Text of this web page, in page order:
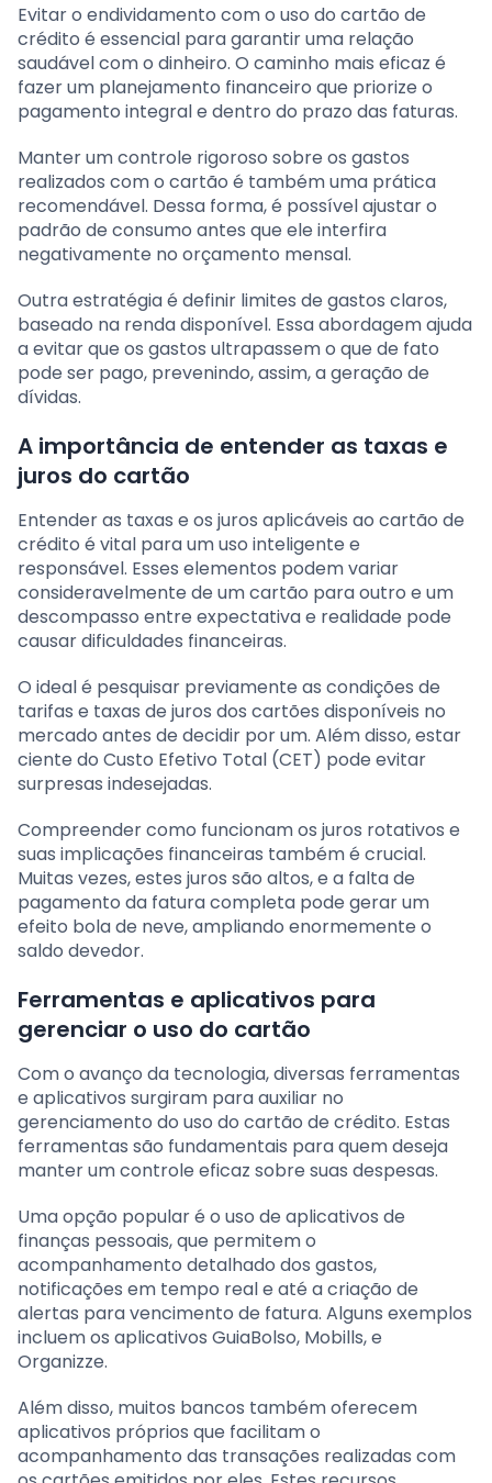
Evitar o endividamento com o uso do cartão de
crédito é essencial para garantir uma relação
saudável com o dinheiro. O caminho mais eficaz é
fazer um planejamento financeiro que priorize o
pagamento integral e dentro do prazo das faturas.
Manter um controle rigoroso sobre os gastos
realizados com o cartão é também uma prática
recomendável. Dessa forma, é possível ajustar o
padrão de consumo antes que ele interfira
negativamente no orçamento mensal.
Outra estratégia é definir limites de gastos claros,
baseado na renda disponível. Essa abordagem ajuda
a evitar que os gastos ultrapassem o que de fato
pode ser pago, prevenindo, assim, a geração de
dívidas.
A importância de entender as taxas e
juros do cartão
Entender as taxas e os juros aplicáveis ao cartão de
crédito é vital para um uso inteligente e
responsável. Esses elementos podem variar
consideravelmente de um cartão para outro e um
descompasso entre expectativa e realidade pode
causar dificuldades financeiras.
O ideal é pesquisar previamente as condições de
tarifas e taxas de juros dos cartões disponíveis no
mercado antes de decidir por um. Além disso, estar
ciente do Custo Efetivo Total (CET) pode evitar
surpresas indesejadas.
Compreender como funcionam os juros rotativos e
suas implicações financeiras também é crucial.
Muitas vezes, estes juros são altos, e a falta de
pagamento da fatura completa pode gerar um
efeito bola de neve, ampliando enormemente o
saldo devedor.
Ferramentas e aplicativos para
gerenciar o uso do cartão
Com o avanço da tecnologia, diversas ferramentas
e aplicativos surgiram para auxiliar no
gerenciamento do uso do cartão de crédito. Estas
ferramentas são fundamentais para quem deseja
manter um controle eficaz sobre suas despesas.
Uma opção popular é o uso de aplicativos de
finanças pessoais, que permitem o
acompanhamento detalhado dos gastos,
notificações em tempo real e até a criação de
alertas para vencimento de fatura. Alguns exemplos
incluem os aplicativos GuiaBolso, Mobills, e
Organizze.
Além disso, muitos bancos também oferecem
aplicativos próprios que facilitam o
acompanhamento das transações realizadas com